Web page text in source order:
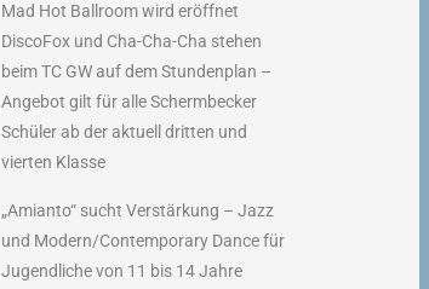
Mad Hot Ballroom wird eröffnet
DiscoFox und Cha-Cha-Cha stehen
beim TC GW auf dem Stundenplan –
Angebot gilt für alle Schermbecker
Schüler ab der aktuell dritten und
vierten Klasse
„Amianto“ sucht Verstärkung – Jazz
und Modern/Contemporary Dance für
Jugendliche von 11 bis 14 Jahre